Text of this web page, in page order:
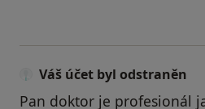
Váš účet byl odstraněn
Pan doktor je profesionál